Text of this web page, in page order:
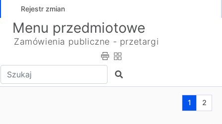
Rejestr zmian
Menu przedmiotowe
Zamówienia publiczne - przetargi
Wpisz tekst do wyszukania Szukaj
Aktualna
1 2